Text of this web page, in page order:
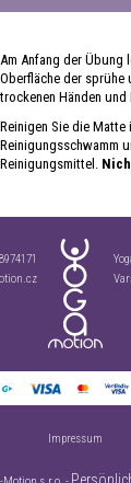
Am Anfang der Übung
Oberfläche der sprühe
trockenen Händen und
Reinigen Sie die Matte
Reinigungsschwamm
Reinigungsmittel.
Impressum